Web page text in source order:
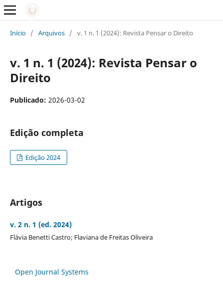
Início / Arquivos / v. 1 n. 1 (2024): Revista Pensar o Direito
v. 1 n. 1 (2024): Revista Pensar o
Direito
Publicado: 2026-03-02
Edição completa
Edição 2024
Artigos
v. 2 n. 1 (ed. 2024)
Flávia Benetti Castro; Flaviana de Freitas Oliveira
Open Journal Systems